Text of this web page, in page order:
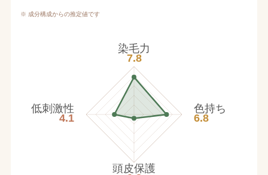
※ 成分構成からの推定値です
染毛力
7.8
色持ち
6.8
頭皮保護
低刺激性
4.1